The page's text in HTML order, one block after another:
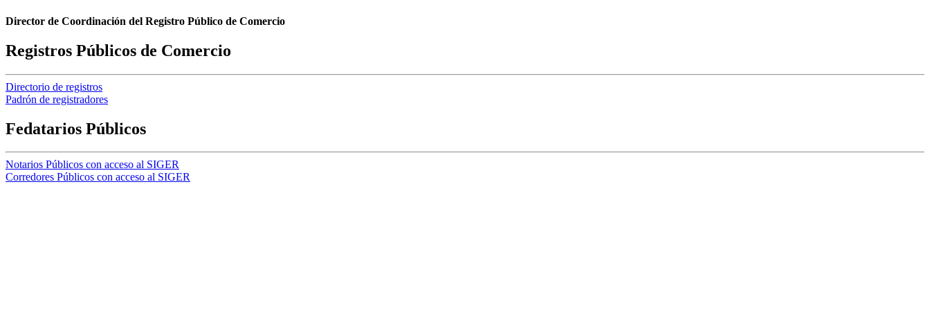
Director de Coordinación del Registro Público de Comercio
Registros Públicos de Comercio
Directorio de registros
Padrón de registradores
Fedatarios Públicos
Notarios Públicos con acceso al SIGER
Corredores Públicos con acceso al SIGER